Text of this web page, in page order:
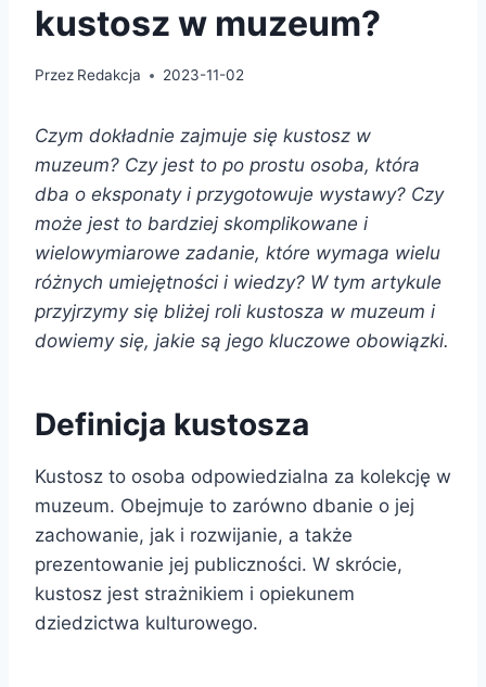
kustosz w muzeum?
Przez Redakcja 2023-11-02
Czym dokładnie zajmuje się kustosz w
muzeum? Czy jest to po prostu osoba, która
dba o eksponaty i przygotowuje wystawy? Czy
może jest to bardziej skomplikowane i
wielowymiarowe zadanie, które wymaga wielu
różnych umiejętności i wiedzy? W tym artykule
przyjrzymy się bliżej roli kustosza w muzeum i
dowiemy się, jakie są jego kluczowe obowiązki.
Definicja kustosza
Kustosz to osoba odpowiedzialna za kolekcję w
muzeum. Obejmuje to zarówno dbanie o jej
zachowanie, jak i rozwijanie, a także
prezentowanie jej publiczności. W skrócie,
kustosz jest strażnikiem i opiekunem
dziedzictwa kulturowego.